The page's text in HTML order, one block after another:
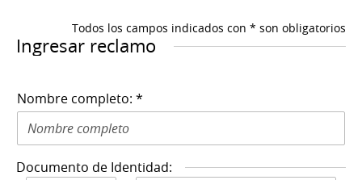
Todos los campos indicados con * son obligatorios
Ingresar reclamo
Nombre completo: *
Documento de Identidad: